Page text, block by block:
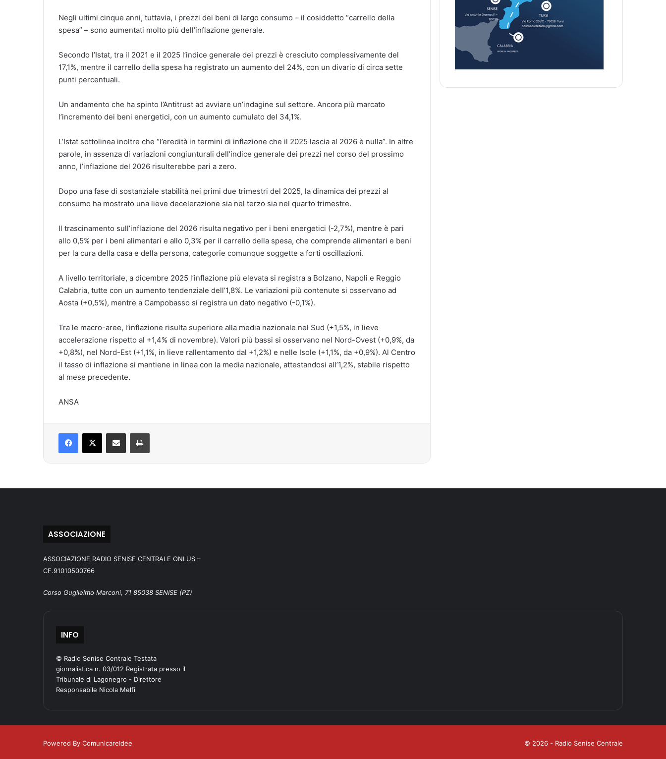
Negli ultimi cinque anni, tuttavia, i prezzi dei beni di largo consumo – il cosiddetto “carrello della
spesa” – sono aumentati molto più dell’inflazione generale.
Secondo l’Istat, tra il 2021 e il 2025 l’indice generale dei prezzi è cresciuto complessivamente del
17,1%, mentre il carrello della spesa ha registrato un aumento del 24%, con un divario di circa sette
punti percentuali.
Un andamento che ha spinto l’Antitrust ad avviare un’indagine sul settore. Ancora più marcato
l’incremento dei beni energetici, con un aumento cumulato del 34,1%.
L’Istat sottolinea inoltre che “l’eredità in termini di inflazione che il 2025 lascia al 2026 è nulla”. In altre
parole, in assenza di variazioni congiunturali dell’indice generale dei prezzi nel corso del prossimo
anno, l’inflazione del 2026 risulterebbe pari a zero.
Dopo una fase di sostanziale stabilità nei primi due trimestri del 2025, la dinamica dei prezzi al
consumo ha mostrato una lieve decelerazione sia nel terzo sia nel quarto trimestre.
Il trascinamento sull’inflazione del 2026 risulta negativo per i beni energetici (-2,7%), mentre è pari
allo 0,5% per i beni alimentari e allo 0,3% per il carrello della spesa, che comprende alimentari e beni
per la cura della casa e della persona, categorie comunque soggette a forti oscillazioni.
A livello territoriale, a dicembre 2025 l’inflazione più elevata si registra a Bolzano, Napoli e Reggio
Calabria, tutte con un aumento tendenziale dell’1,8%. Le variazioni più contenute si osservano ad
Aosta (+0,5%), mentre a Campobasso si registra un dato negativo (-0,1%).
Tra le macro-aree, l’inflazione risulta superiore alla media nazionale nel Sud (+1,5%, in lieve
accelerazione rispetto al +1,4% di novembre). Valori più bassi si osservano nel Nord-Ovest (+0,9%, da
+0,8%), nel Nord-Est (+1,1%, in lieve rallentamento dal +1,2%) e nelle Isole (+1,1%, da +0,9%). Al Centro
il tasso di inflazione si mantiene in linea con la media nazionale, attestandosi all’1,2%, stabile rispetto
al mese precedente.
ANSA
ASSOCIAZIONE
ASSOCIAZIONE RADIO SENISE CENTRALE ONLUS –
CF.91010500766
Corso Guglielmo Marconi, 71 85038 SENISE (PZ)
INFO
© Radio Senise Centrale Testata
giornalistica n. 03/012 Registrata presso il
Tribunale di Lagonegro - Direttore
Responsabile Nicola Melfi
Powered By ComunicareIdee © 2026 - Radio Senise Centrale